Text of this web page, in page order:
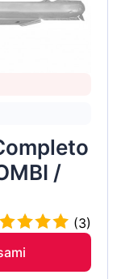
/
(3)